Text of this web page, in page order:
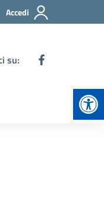
Accedi
su: